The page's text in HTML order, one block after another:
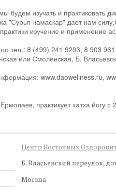
будем изучать и практиковать
"Сурья намаскар" дает нам
изучение и применение
тел.: 8 (499) 241 9203, 8 903
или Смоленская, Б.
www.daowellness.ru,
практикует хатха йогу
Центр Восточных
Б. Власьевский переулок,
Москва